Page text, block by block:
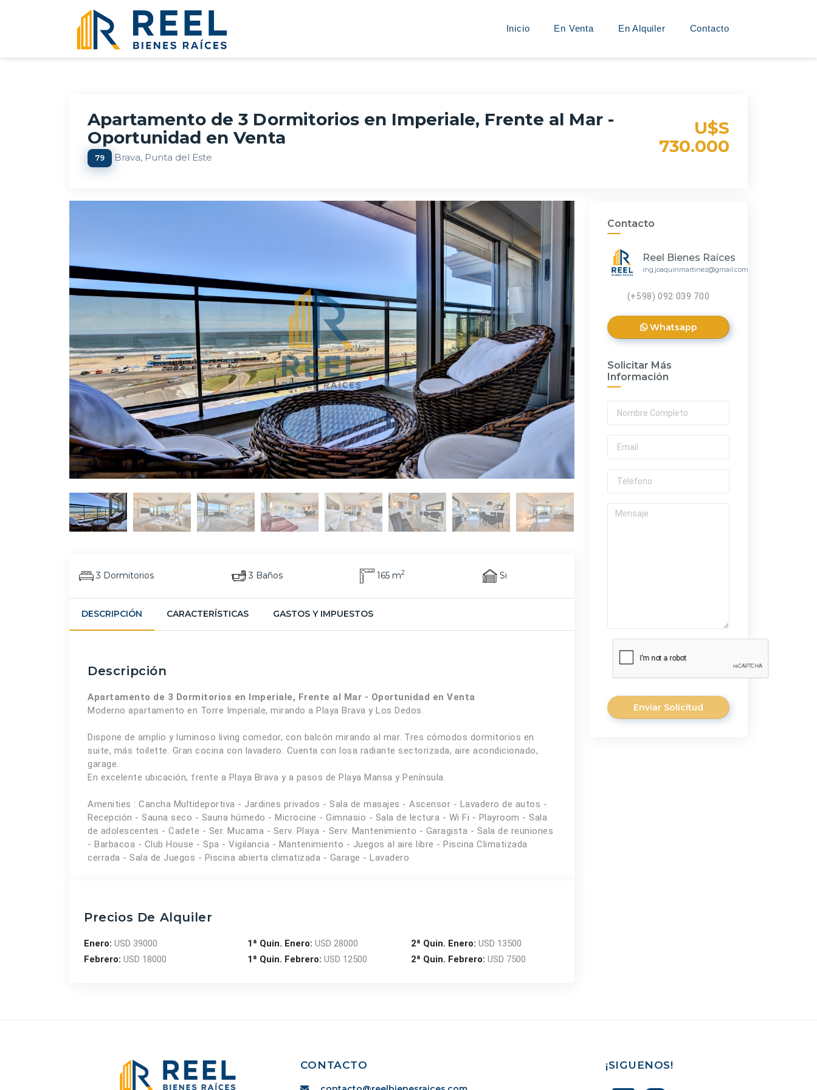
Inicio En Venta En Alquiler Contacto
Apartamento de 3 Dormitorios en Imperiale, Frente al Mar -
Oportunidad en Venta
79 Brava, Punta del Este
U$S
730.000
3 Dormitorios 3 Baños 165 m2 Si
DESCRIPCIÓN CARACTERÍSTICAS GASTOS Y IMPUESTOS
Descripción
Apartamento de 3 Dormitorios en Imperiale, Frente al Mar - Oportunidad en Venta
Moderno apartamento en Torre Imperiale, mirando a Playa Brava y Los Dedos.
Dispone de amplio y luminoso living comedor, con balcón mirando al mar. Tres cómodos dormitorios en
suite, más toilette. Gran cocina con lavadero. Cuenta con losa radiante sectorizada, aire acondicionado,
garage.
En excelente ubicación, frente a Playa Brava y a pasos de Playa Mansa y Península.
Amenities : Cancha Multideportiva - Jardines privados - Sala de masajes - Ascensor - Lavadero de autos -
Recepción - Sauna seco - Sauna húmedo - Microcine - Gimnasio - Sala de lectura - Wi Fi - Playroom - Sala
de adolescentes - Cadete - Ser. Mucama - Serv. Playa - Serv. Mantenimiento - Garagista - Sala de reuniones
- Barbacoa - Club House - Spa - Vigilancia - Mantenimiento - Juegos al aire libre - Piscina Climatizada
cerrada - Sala de Juegos - Piscina abierta climatizada - Garage - Lavadero
Precios De Alquiler
Enero: USD 39000 1ª Quin. Enero: USD 28000 2ª Quin. Enero: USD 13500
Febrero: USD 18000 1ª Quin. Febrero: USD 12500 2ª Quin. Febrero: USD 7500
Contacto
Reel Bienes Raíces
ing.joaquinmartinez@gmail.com
(+598) 092 039 700
Whatsapp
Solicitar Más
Información
Enviar Solicitud
CONTACTO ¡SIGUENOS!